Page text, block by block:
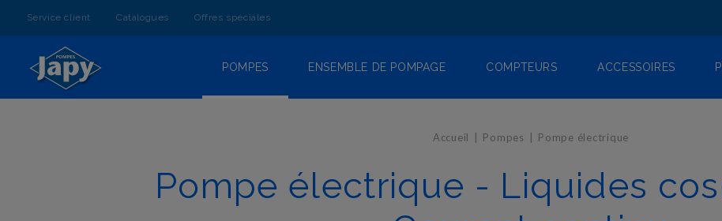
AU
Service client Catalogues Offres spéciales
POMPES ENSEMBLE DE POMPAGE COMPTEURS ACCESSOIRES
Accueil Pompes Pompe électrique
Pompe électrique - Liquides